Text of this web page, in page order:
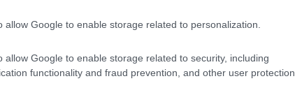
allow Google to enable storage related to personalization.
allow Google to enable storage related to security, including
functionality and fraud prevention, and other user protection.